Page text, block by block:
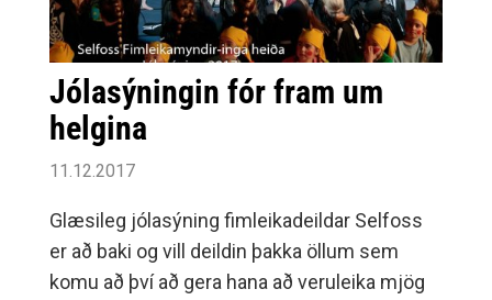
Jólasýningin fór fram um
helgina
11.12.2017
Glæsileg jólasýning fimleikadeildar Selfoss
er að baki og vill deildin þakka öllum sem
komu að því að gera hana að veruleika mjög